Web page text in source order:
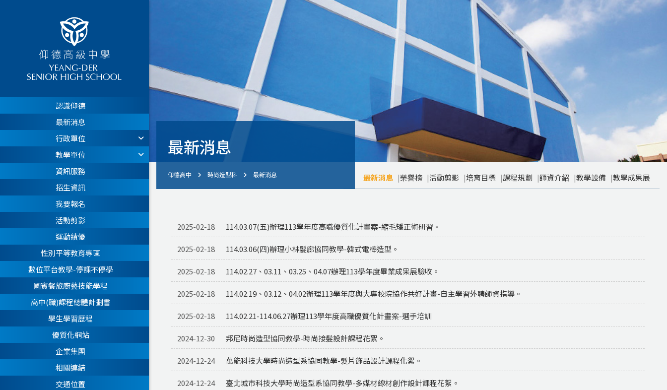
認識仰德
最新消息
行政單位
教學單位
資訊服務
招生資訊
我要報名
活動剪影
運動績優
性別平等教育專區
數位平台教學-停課不停學
國賓餐旅廚藝技能學程
高中(職)課程總體計劃書
學生學習歷程
優質化網站
企業集團
相關連結
交通位置
最新消息
仰德高中 時尚造型科 最新消息 最新消息 榮譽榜 活動剪影 培育目標 課程規劃 師資介紹 教學設備 教學成果展
2025-02-18 114.03.07(五)辦理113學年度高職優質化計畫案-縮毛矯正術研習。
2025-02-18 114.03.06(四)辦理小林髮廊協同教學-韓式電棒造型。
2025-02-18 114.02.27、03.11、03.25、04.07辦理113學年度畢業成果展驗收。
2025-02-18 114.02.19、03.12、04.02辦理113學年度與大專校院協作共好計畫-自主學習外聘師資指導。
2025-02-18 114.02.21-114.06.27辦理113學年度高職優質化計畫案-選手培訓
2024-12-30 邦尼時尚造型協同教學-時尚接髮設計課程花絮。
2024-12-24 萬能科技大學時尚造型系協同教學-髮片飾品設計課程化絮。
2024-12-24 臺北城市科技大學時尚造型系協同教學-多媒材線材創作設計課程花絮。